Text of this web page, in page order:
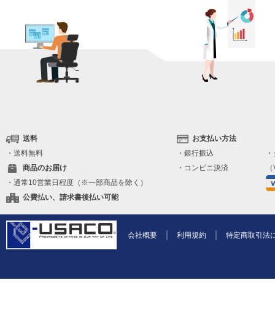
送料
・送料無料
商品のお届け
・通常10営業日程度（※一部商品を除く）
公費払い、請求書後払い可能
お支払い方法
・銀行振込
・コンビニ決済
会社概要 利用規約 特定商取引法